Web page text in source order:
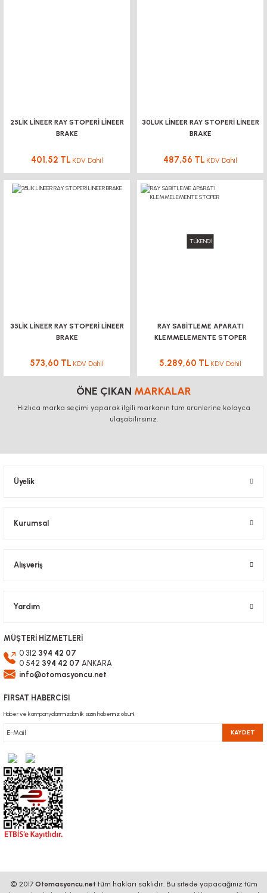
25LİK LİNEER RAY STOPERİ LİNEER
BRAKE
401,52 TL KDV Dahil
30LUK LİNEER RAY STOPERİ LİNEER
BRAKE
487,56 TL KDV Dahil
35LİK LİNEER RAY STOPERİ LİNEER
BRAKE
573,60 TL KDV Dahil
TÜKENDİ
RAY SABİTLEME APARATI
KLEMMELEMENTE STOPER
5.289,60 TL KDV Dahil
ÖNE ÇIKAN MARKALAR
Hızlıca marka seçimi yaparak ilgili markanın tüm ürünlerine kolayca
ulaşabilirsiniz.
Üyelik
Kurumsal
Alışveriş
Yardım
MÜŞTERİ HİZMETLERİ
0 312 394 42 07
0 542 394 42 07 ANKARA
info@otomasyoncu.net
FIRSAT HABERCİSİ
Haber ve kampanyalarımızdan ilk sizin haberiniz olsun!
KAYDET
© 2017 Otomasyoncu.net tüm hakları saklıdır. Bu sitede yapacağınız tüm